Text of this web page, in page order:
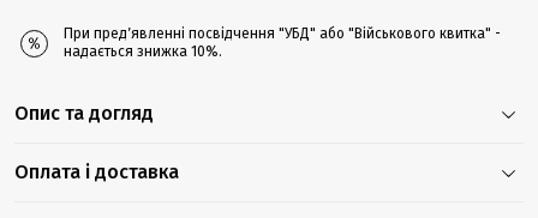
При предʼявленні посвідчення "УБД" або "Військового квитка" -
надається знижка 10%.
Опис та догляд
Оплата і доставка